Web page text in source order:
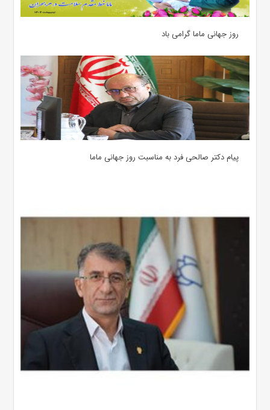
روز جهانی ماما گرامی باد
پیام دکتر صالحی فرد به مناسبت روز جهانی ماما